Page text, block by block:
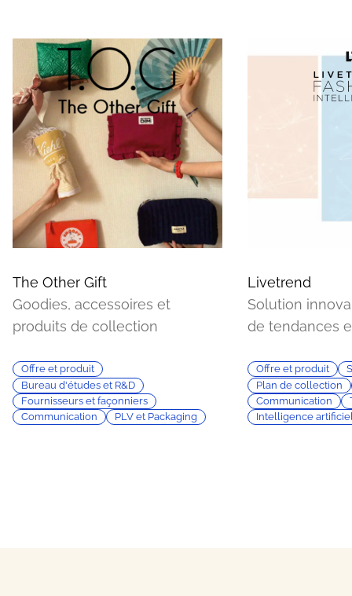
The Other Gift
Goodies, accessoires et
produits de collection
Offre et produit
Bureau d'études et R&D
Fournisseurs et façonniers
Communication
PLV et Packaging
Livetrend
Solution
de tendances
Offre et produit
Plan de collection
Communication
Intelligence